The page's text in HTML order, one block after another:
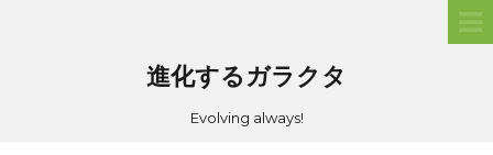
進化するガラクタ
Evolving always!